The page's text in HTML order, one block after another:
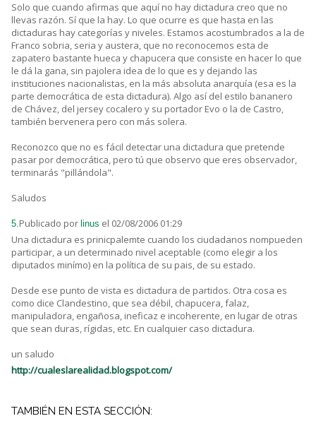
Solo que cuando afirmas que aquí no hay dictadura creo que no
llevas razón. Sí que la hay. Lo que ocurre es que hasta en las
dictaduras hay categorías y niveles. Estamos acostumbrados a la de
Franco sobria, seria y austera, que no reconocemos esta de
zapatero bastante hueca y chapucera que consiste en hacer lo que
le dá la gana, sin pajolera idea de lo que es y dejando las
instituciones nacionalistas, en la más absoluta anarquía (esa es la
parte democrática de esta dictadura). Algo así del estilo bananero
de Chávez, del jersey cocalero y su portador Evo o la de Castro,
también bervenera pero con más solera.
Reconozco que no es fácil detectar una dictadura que pretende
pasar por democrática, pero tú que observo que eres observador,
terminarás "pillándola".
Saludos
5.Publicado por linus el 02/08/2006 01:29
Una dictadura es prinicpalemte cuando los ciudadanos nompueden
participar, a un determinado nivel aceptable (como elegir a los
diputados minímo) en la política de su pais, de su estado.
Desde ese punto de vista es dictadura de partidos. Otra cosa es
como dice Clandestino, que sea débil, chapucera, falaz,
manipuladora, engañosa, ineficaz e incoherente, en lugar de otras
que sean duras, rígidas, etc. En cualquier caso dictadura.
un saludo
http://cualeslarealidad.blogspot.com/
TAMBIÉN EN ESTA SECCIÓN: